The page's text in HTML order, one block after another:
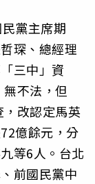
黨主席期
琛、總經理
三中」資
不法，但
改認定馬英
億餘元，分
等6人。台北
前國民黨中